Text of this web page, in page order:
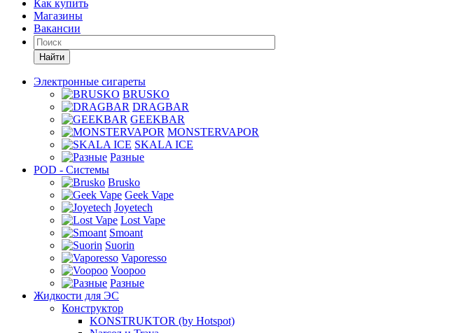
Как купить
Магазины
Вакансии
Найти
Электронные сигареты
BRUSKO
DRAGBAR
GEEKBAR
MONSTERVAPOR
SKALA ICE
Разные
POD - Системы
Brusko
Geek Vape
Joyetech
Lost Vape
Smoant
Suorin
Vaporesso
Voopoo
Разные
Жидкости для ЭС
Конструктор
KONSTRUKTOR (by Hotspot)